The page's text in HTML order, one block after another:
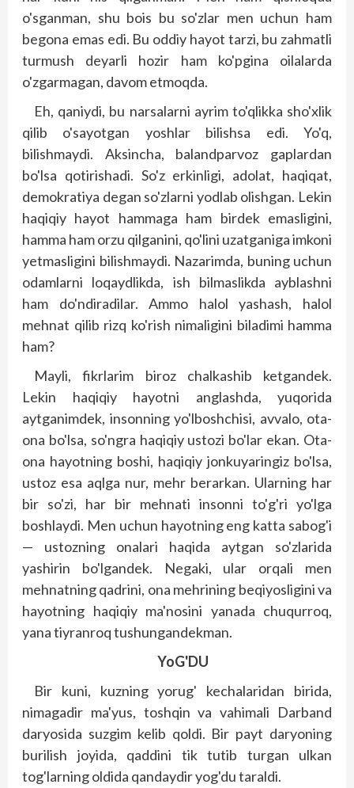
o'sganman, shu bois bu so'zlar men uchun ham
begona emas edi. Bu oddiy hayot tarzi, bu zahmatli
turmush deyarli hozir ham ko'pgina oilalarda
o'zgarmagan, davom etmoqda.
Eh, qaniydi, bu narsalarni ayrim to'qlikka sho'xlik
qilib o'sayotgan yoshlar bilishsa edi. Yo'q,
bilishmaydi. Aksincha, balandparvoz gaplardan
bo'lsa qotirishadi. So'z erkinligi, adolat, haqiqat,
demokratiya degan so'zlarni yodlab olishgan. Lekin
haqiqiy hayot hammaga ham birdek emasligini,
hamma ham orzu qilganini, qo'lini uzatganiga imkoni
yetmasligini bilishmaydi. Nazarimda, buning uchun
odamlarni loqaydlikda, ish bilmaslikda ayblashni
ham do'ndiradilar. Ammo halol yashash, halol
mehnat qilib rizq ko'rish nimaligini biladimi hamma
ham?
Mayli, fikrlarim biroz chalkashib ketgandek.
Lekin haqiqiy hayotni anglashda, yuqorida
aytganimdek, insonning yo'lboshchisi, avvalo, ota-
ona bo'lsa, so'ngra haqiqiy ustozi bo'lar ekan. Ota-
ona hayotning boshi, haqiqiy jonkuyaringiz bo'lsa,
ustoz esa aqlga nur, mehr berarkan. Ularning har
bir so'zi, har bir mehnati insonni to'g'ri yo'lga
boshlaydi. Men uchun hayotning eng katta sabog'i
— ustozning onalari haqida aytgan so'zlarida
yashirin bo'lgandek. Negaki, ular orqali men
mehnatning qadrini, ona mehrining beqiyosligini va
hayotning haqiqiy ma'nosini yanada chuqurroq,
yana tiyranroq tushungandekman.
YoG'DU
Bir kuni, kuzning yorug' kechalaridan birida,
nimagadir ma'yus, toshqin va vahimali Darband
daryosida suzgim kelib qoldi. Bir payt daryoning
burilish joyida, qaddini tik tutib turgan ulkan
tog'larning oldida qandaydir yog'du taraldi.